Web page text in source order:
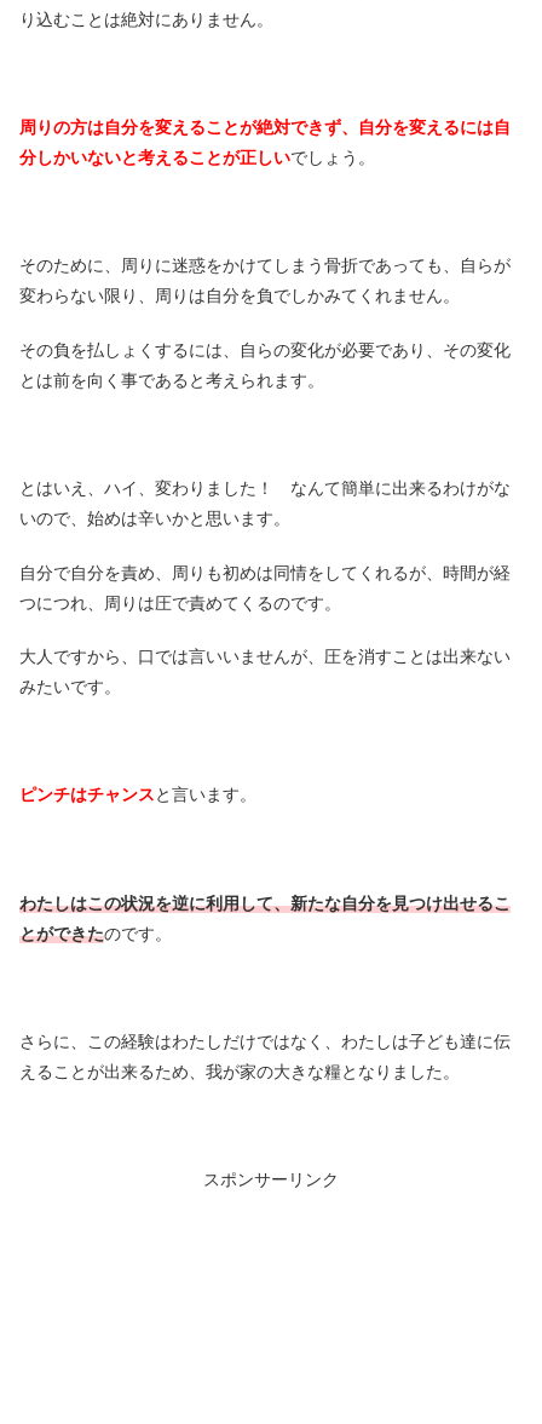
り込むことは絶対にありません。
周りの方は自分を変えることが絶対できず、自分を変えるには自
分しかいないと考えることが正しいでしょう。
そのために、周りに迷惑をかけてしまう骨折であっても、自らが
変わらない限り、周りは自分を負でしかみてくれません。
その負を払しょくするには、自らの変化が必要であり、その変化
とは前を向く事であると考えられます。
とはいえ、ハイ、変わりました！ なんて簡単に出来るわけがな
いので、始めは辛いかと思います。
自分で自分を責め、周りも初めは同情をしてくれるが、時間が経
つにつれ、周りは圧で責めてくるのです。
大人ですから、口では言いいませんが、圧を消すことは出来ない
みたいです。
ピンチはチャンスと言います。
わたしはこの状況を逆に利用して、新たな自分を見つけ出せるこ
とができたのです。
さらに、この経験はわたしだけではなく、わたしは子ども達に伝
えることが出来るため、我が家の大きな糧となりました。
スポンサーリンク